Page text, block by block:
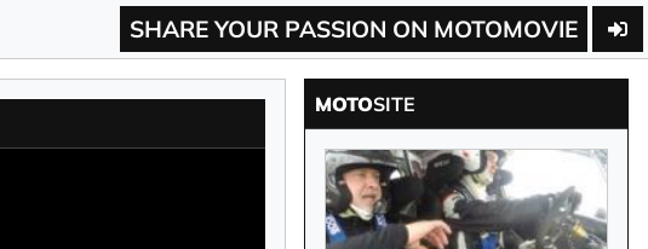
SHARE YOUR PASSION ON MOTOMOVIE
MOTOSITE